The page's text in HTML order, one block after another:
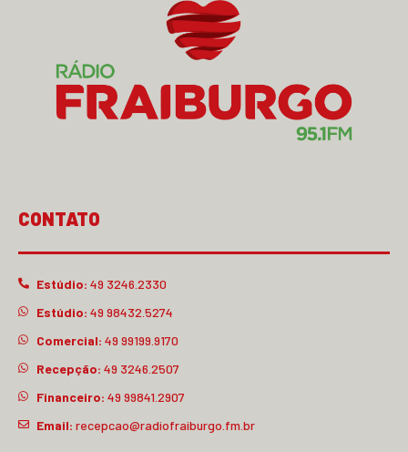
CONTATO
Estúdio: 49 3246.2330
Estúdio: 49 98432.5274
Comercial: 49 99199.9170
Recepção: 49 3246.2507
Financeiro: 49 99841.2907
Email: recepcao@radiofraiburgo.fm.br